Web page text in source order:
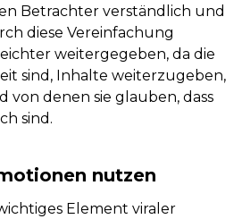
Betrachter verständlich und
diese Vereinfachung
weitergegeben, da die
sind, Inhalte weiterzugeben,
von denen sie glauben, dass
sind.
nutzen
Element viraler